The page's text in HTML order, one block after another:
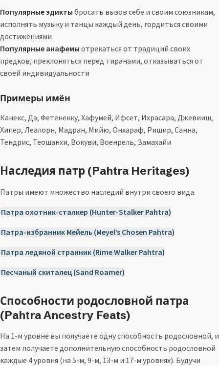
Популярные эдикты бросать вызов себе и своим союзникам,
исполнять музыку и танцы каждый день, гордиться своими
достижениями
Популярные анафемы отрекаться от традиций своих
предков, преклоняться перед тиранами, отказываться от
своей индивидуальности
Примеры имён
Канекс, Дэ, Фетенекку, Хафумей, Ифсет, Ихрасара, Джевииш,
Хипер, Леалорн, Мадран, Мийю, Онхараф, Ришир, Санна,
Тендрис, Теошанхи, Вокуви, Военрель, Замахайи
Наследия патр (Pahtra Heritages)
Патры имеют множество наследий внутри своего вида.
Патра охотник-сталкер (Hunter-Stalker Pahtra)
Патра-избранник Мейель (Meyel’s Chosen Pahtra)
Патра ледяной странник (Rime Walker Pahtra)
Песчаный скиталец (Sand Roamer)
Способности родословной патра
(Pahtra Ancestry Feats)
На 1-м уровне вы получаете одну способность родословной, и
затем получаете дополнительную способность родословной
каждые 4 уровня (на 5-м, 9-м, 13-м и 17-м уровнях). Будучи